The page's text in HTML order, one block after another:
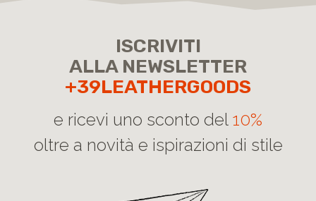
ISCRIVITI
ALLA NEWSLETTER
+39LEATHERGOODS
e ricevi uno sconto del 10%
oltre a novità e ispirazioni di stile